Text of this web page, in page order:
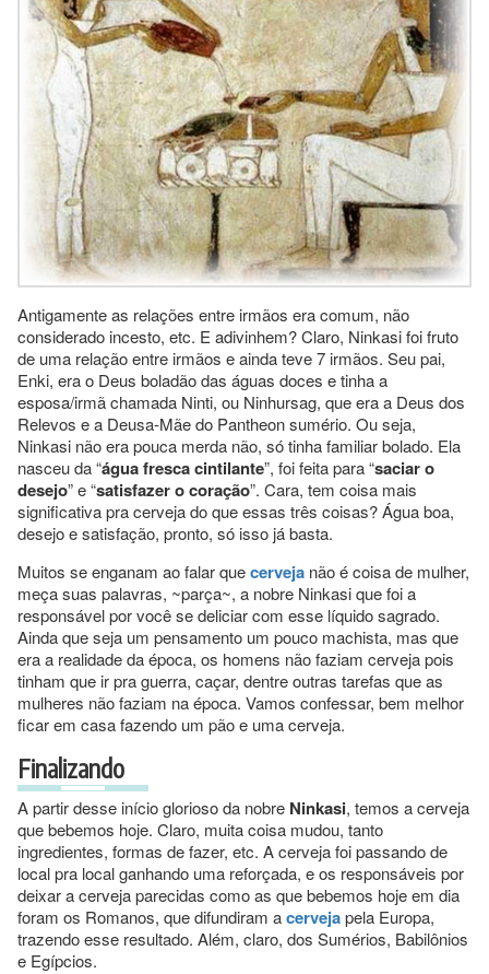
Antigamente as relações entre irmãos era comum, não
considerado incesto, etc. E adivinhem? Claro, Ninkasi foi fruto
de uma relação entre irmãos e ainda teve 7 irmãos. Seu pai,
Enki, era o Deus boladão das águas doces e tinha a
esposa/irmã chamada Ninti, ou Ninhursag, que era a Deus dos
Relevos e a Deusa-Mãe do Pantheon sumério. Ou seja,
Ninkasi não era pouca merda não, só tinha familiar bolado. Ela
nasceu da “água fresca cintilante”, foi feita para “saciar o
desejo” e “satisfazer o coração”. Cara, tem coisa mais
significativa pra cerveja do que essas três coisas? Água boa,
desejo e satisfação, pronto, só isso já basta.
Muitos se enganam ao falar quecerveja não é coisa de mulher,
meça suas palavras, ~parça~, a nobre Ninkasi que foi a
responsável por você se deliciar com esse líquido sagrado.
Ainda que seja um pensamento um pouco machista, mas que
era a realidade da época, os homens não faziam cerveja pois
tinham que ir pra guerra, caçar, dentre outras tarefas que as
mulheres não faziam na época. Vamos confessar, bem melhor
ficar em casa fazendo um pão e uma cerveja.
Finalizando
A partir desse início glorioso da nobre Ninkasi, temos a cerveja
que bebemos hoje. Claro, muita coisa mudou, tanto
ingredientes, formas de fazer, etc. A cerveja foi passando de
local pra local ganhando uma reforçada, e os responsáveis por
deixar a cerveja parecidas como as que bebemos hoje em dia
foram os Romanos, que difundiram acervejapela Europa,
trazendo esse resultado. Além, claro, dos Sumérios, Babilônios
e Egípcios.